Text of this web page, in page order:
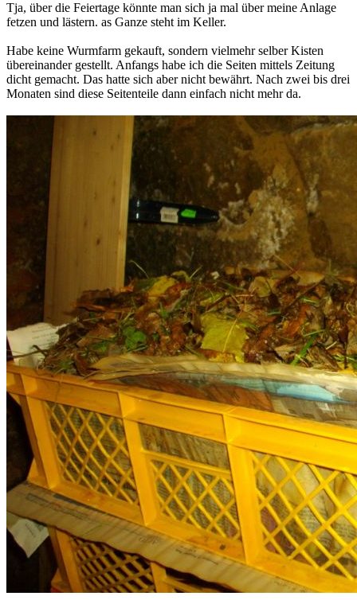
Tja, über die Feiertage könnte man sich ja mal über meine Anlage
fetzen und lästern. as Ganze steht im Keller.
Habe keine Wurmfarm gekauft, sondern vielmehr selber Kisten
übereinander gestellt. Anfangs habe ich die Seiten mittels Zeitung
dicht gemacht. Das hatte sich aber nicht bewährt. Nach zwei bis drei
Monaten sind diese Seitenteile dann einfach nicht mehr da.